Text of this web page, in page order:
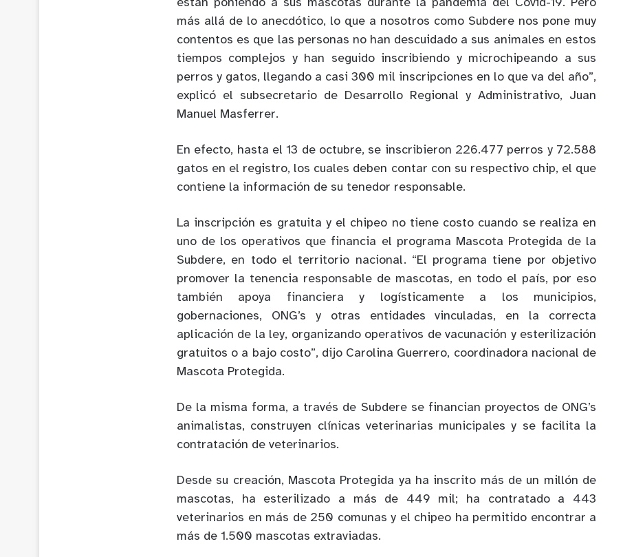
están poniendo a sus mascotas durante la pandemia del Covid-19. Pero
más allá de lo anecdótico, lo que a nosotros como Subdere nos pone muy
contentos es que las personas no han descuidado a sus animales en estos
tiempos complejos y han seguido inscribiendo y microchipeando a sus
perros y gatos, llegando a casi 300 mil inscripciones en lo que va del año”,
explicó el subsecretario de Desarrollo Regional y Administrativo, Juan
Manuel Masferrer.
En efecto, hasta el 13 de octubre, se inscribieron 226.477 perros y 72.588
gatos en el registro, los cuales deben contar con su respectivo chip, el que
contiene la información de su tenedor responsable.
La inscripción es gratuita y el chipeo no tiene costo cuando se realiza en
uno de los operativos que financia el programa Mascota Protegida de la
Subdere, en todo el territorio nacional. “El programa tiene por objetivo
promover la tenencia responsable de mascotas, en todo el país, por eso
también apoya financiera y logísticamente a los municipios,
gobernaciones, ONG’s y otras entidades vinculadas, en la correcta
aplicación de la ley, organizando operativos de vacunación y esterilización
gratuitos o a bajo costo”, dijo Carolina Guerrero, coordinadora nacional de
Mascota Protegida.
De la misma forma, a través de Subdere se financian proyectos de ONG’s
animalistas, construyen clínicas veterinarias municipales y se facilita la
contratación de veterinarios.
Desde su creación, Mascota Protegida ya ha inscrito más de un millón de
mascotas, ha esterilizado a más de 449 mil; ha contratado a 443
veterinarios en más de 250 comunas y el chipeo ha permitido encontrar a
más de 1.500 mascotas extraviadas.